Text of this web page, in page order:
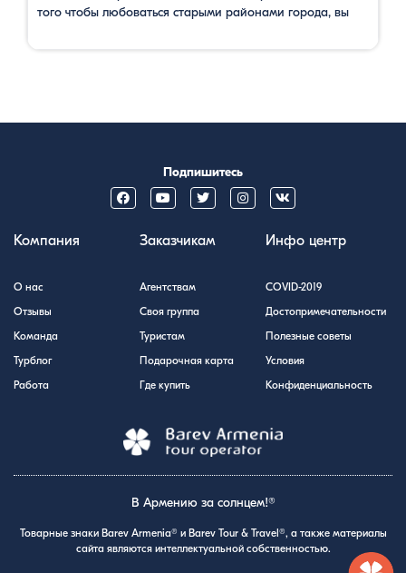
того чтобы любоваться старыми районами города, вы
террасой можете насладиться видом красивых древних
Подпишитесь
Компания
О нас
Отзывы
Команда
Турблог
Работа
Заказчикам
Агентствам
Своя группа
Туристам
Подарочная карта
Где купить
Инфо центр
COVID-2019
Достопримечательности
Полезные советы
Условия
Конфиденциальность
В Армению за солнцем!®
Товарные знаки Barev Armenia® и Barev Tour & Travel®, а также материалы
сайта являются интеллектуальной собственностью.